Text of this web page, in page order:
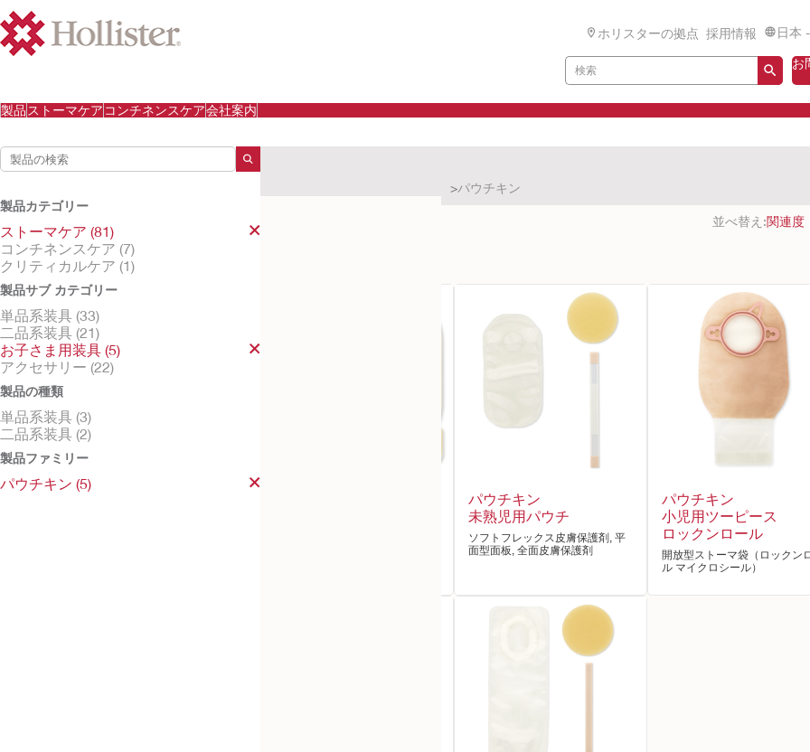
ホリスターの拠点 採用情報
日本
お
製品 ストーマケア コンチネンスケア会社案内
製品カテゴリー
ストーマケア (81)
コンチネンスケア (7)
クリティカルケア (1)
製品サブ カテゴリー
単品系装具 (33)
二品系装具 (21)
お子さま用装具 (5)
アクセサリー (22)
製品の種類
単品系装具 (3)
二品系装具 (2)
製品ファミリー
パウチキン (5)
パウチキン
並べ替え:
パウチキン
未熟児用パウチ
ソフトフレックス皮膚保護剤, 平
面型面板, 全面皮膚保護剤
パウチキン
小児用ツーピース
ロックンロール
開放型ストーマ袋（ロックン
ル マイクロシール）